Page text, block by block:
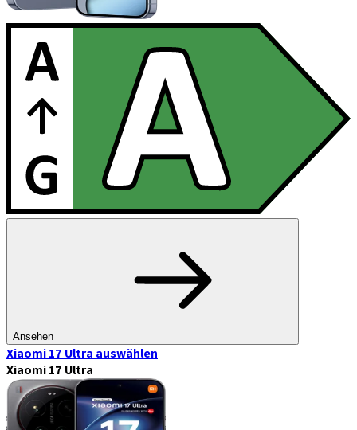
Ansehen
Xiaomi 17 Ultra auswählen
Xiaomi 17 Ultra